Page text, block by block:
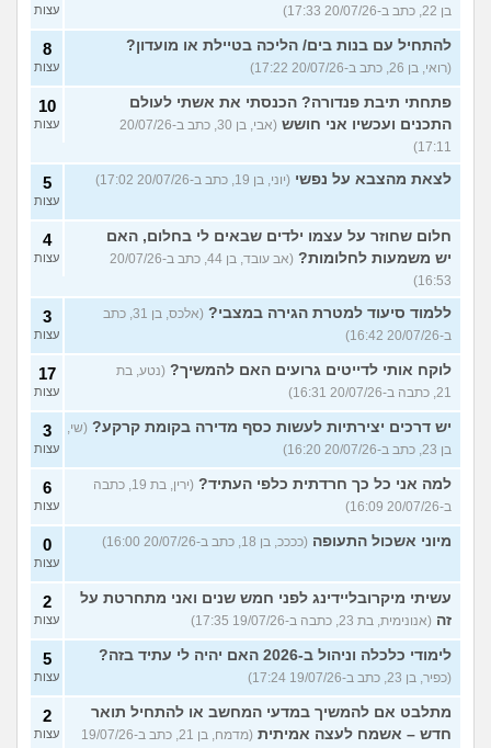
בן 22, כתב ב-20/07/26 17:33)
עצות
להתחיל עם בנות בים/ הליכה בטיילת או מועדון?
(רואי, בן 26, כתב ב-20/07/26 17:22)
8
עצות
פתחתי תיבת פנדורה? הכנסתי את אשתי לעולם
התכנים ועכשיו אני חושש
(אבי, בן 30, כתב ב-20/07/26
17:11)
10
עצות
לצאת מהצבא על נפשי (יוני, בן 19, כתב ב-20/07/26 17:02) 5
עצות
חלום שחוזר על עצמו ילדים שבאים לי בחלום, האם
יש משמעות לחלומות?
(אב עובד, בן 44, כתב ב-20/07/26
16:53)
4
עצות
ללמוד סיעוד למטרת הגירה במצבי?
(אלכס, בן 31, כתב
ב-20/07/26 16:42)
3
עצות
לוקח אותי לדייטים גרועים האם להמשיך? (נטע, בת
21, כתבה ב-20/07/26 16:31)
17
עצות
יש דרכים יצירתיות לעשות כסף מדירה בקומת קרקע? (שי,
בן 23, כתב ב-20/07/26 16:20)
3
עצות
למה אני כל כך חרדתית כלפי העתיד?
(ירין, בת 19, כתבה
ב-20/07/26 16:09)
6
עצות
מיוני אשכול התעופה (ככככ, בן 18, כתב ב-20/07/26 16:00) 0
עצות
עשיתי מיקרובליידינג לפני חמש שנים ואני מתחרטת על
זה (אנונימית, בת 23, כתבה ב-19/07/26 17:35)
2
עצות
לימודי כלכלה וניהול ב-2026 האם יהיה לי עתיד בזה?
(כפיר, בן 23, כתב ב-19/07/26 17:24)
5
עצות
מתלבט אם להמשיך במדעי המחשב או להתחיל תואר
חדש – אשמח לעצה אמיתית
(מדמח, בן 21, כתב ב-19/07/26
2
עצות